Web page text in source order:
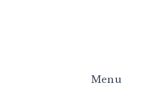
Menu